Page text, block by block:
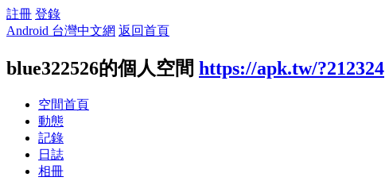
註冊 登錄
Android 台灣中文網 返回首頁
blue322526的個人空間 https://apk.tw/?212324
空間首頁
動態
記錄
日誌
相冊